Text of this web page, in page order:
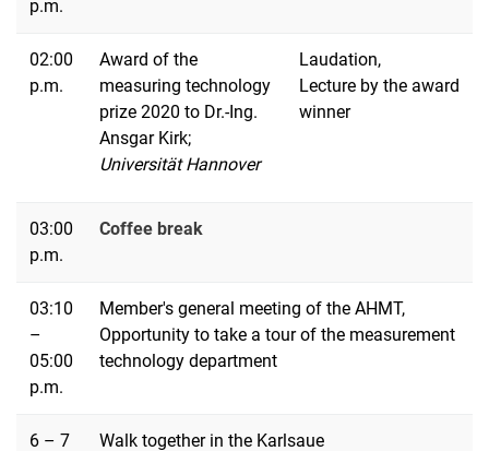
p.m.
02:00
p.m.
Award of the
measuring technology
prize 2020 to Dr.-Ing.
Ansgar Kirk;
Universität Hannover
Laudation,
Lecture by the award
winner
03:00
p.m.
Coffee break
03:10
–
05:00
p.m.
Member's general meeting of the AHMT,
Opportunity to take a tour of the measurement
technology department
6 – 7
Walk together in the Karlsaue